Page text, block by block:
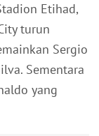
Etihad,
turun
Sergio
Sementara
yang